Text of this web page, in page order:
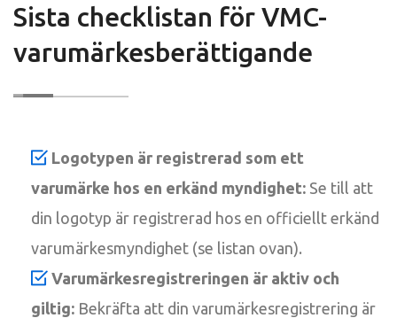
Sista checklistan för VMC-
varumärkesberättigande
Logotypen är registrerad som ett
varumärke hos en erkänd myndighet: Se till att
din logotyp är registrerad hos en officiellt erkänd
varumärkesmyndighet (se listan ovan).
Varumärkesregistreringen är aktiv och
giltig: Bekräfta att din varumärkesregistrering är